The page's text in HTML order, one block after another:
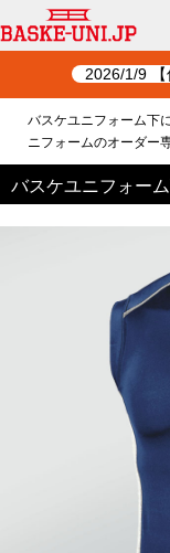
2026/1/9 【
バスケユニフォーム下
ニフォームのオーダー
バスケユニフォー